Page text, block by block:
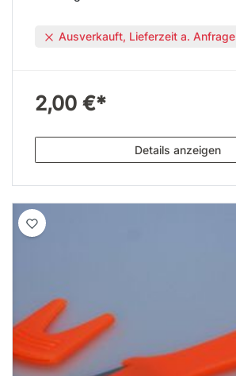
Ausverkauft, Lieferzeit a. Anfrage
2,00 €*
Details anzeigen